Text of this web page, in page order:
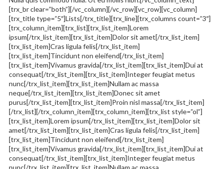
[trx_br clear=”both”][/vc_column][/vc_row][vc_row][vc_column]
[trx_title type=”5″]Lists[/trx_title][trx_line][trx_columns count=”3″]
[trx_column_item][trx_list][trx_list_item]Lorem
ipsum[/trx_list_item][trx_list_item]Dolor sit amet[/trx_list_item]
[trx_list_item]Cras ligula felis[/trx_list_item]
[trx_list_item]Tincidunt non eleifend[/trx_list_item]
[trx_list_item]Vivamus gravida[/trx_list_item][trx_list_item]Dui at
consequat[/trx_list_item][trx_list_item]Integer feugiat metus
nunc[/trx_list_item][trx_list_item]Nullam ac massa
neque[/trx_list_item][trx_list_item]Donec sit amet
purus[/trx_list_item][trx_list_item]Proin nisl massa[/trx_list_item]
[/trx_list][/trx_column_item][trx_column_item][trx_list style=”ol”]
[trx_list_item]Lorem ipsum[/trx_list_item][trx_list_item]Dolor sit
amet[/trx_list_item][trx_list_item]Cras ligula felis[/trx_list_item]
[trx_list_item]Tincidunt non eleifend[/trx_list_item]
[trx_list_item]Vivamus gravida[/trx_list_item][trx_list_item]Dui at
consequat[/trx_list_item][trx_list_item]Integer feugiat metus